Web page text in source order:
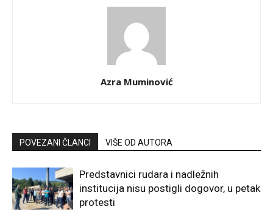
Azra Muminović
POVEZANI ČLANCI VIŠE OD AUTORA
Predstavnici rudara i nadležnih
institucija nisu postigli dogovor, u petak
protesti